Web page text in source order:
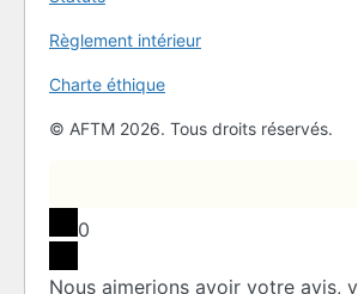
Règlement intérieur
Charte éthique
© AFTM 2026. Tous droits réservés.
0
Nous aimerions avoir votre avis,